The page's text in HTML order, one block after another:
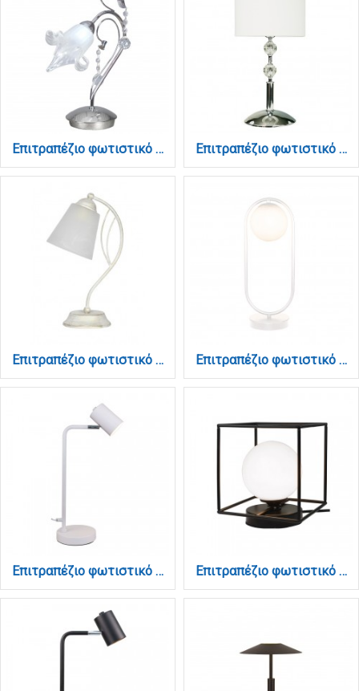
Επιτραπέζιο φωτιστικό από χρώμιο μέταλλο κρύσταλλα και λευκό γυαλί 1XE14 D:30cm (3427-CH) Επιτραπέζιο φωτιστικό από χρώμιο μέταλλο κρύσταλλο και υφασμάτινο καπέλο 1XE27 D:59cm (3422-Χρώμιο)
Επιτραπέζιο φωτιστικό με λευκή πατίνα από μέταλλο και λευκό γυαλί 1XE27 (3066) Επιτραπέζιο φωτιστικό σε λευκή απόχρωση και λευκή οπαλίνα 1XG9 D:40cm (3041-WH)
Επιτραπέζιο φωτιστικό σε λευκό χρώμα 1XGU10 D:33cm (3015-WH) Επιτραπέζιο φωτιστικό σε μαύρη απόχρωση και λευκή οπαλίνα 1XG9 D:18cm (3018-BL)